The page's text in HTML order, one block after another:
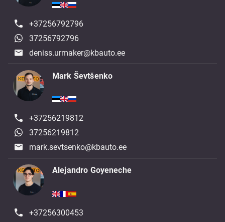
+37256792796
37256792796
deniss.urmaker@kbauto.ee
Mark Ševtšenko
+37256219812
37256219812
mark.sevtsenko@kbauto.ee
Alejandro Goyeneche
+37256300453